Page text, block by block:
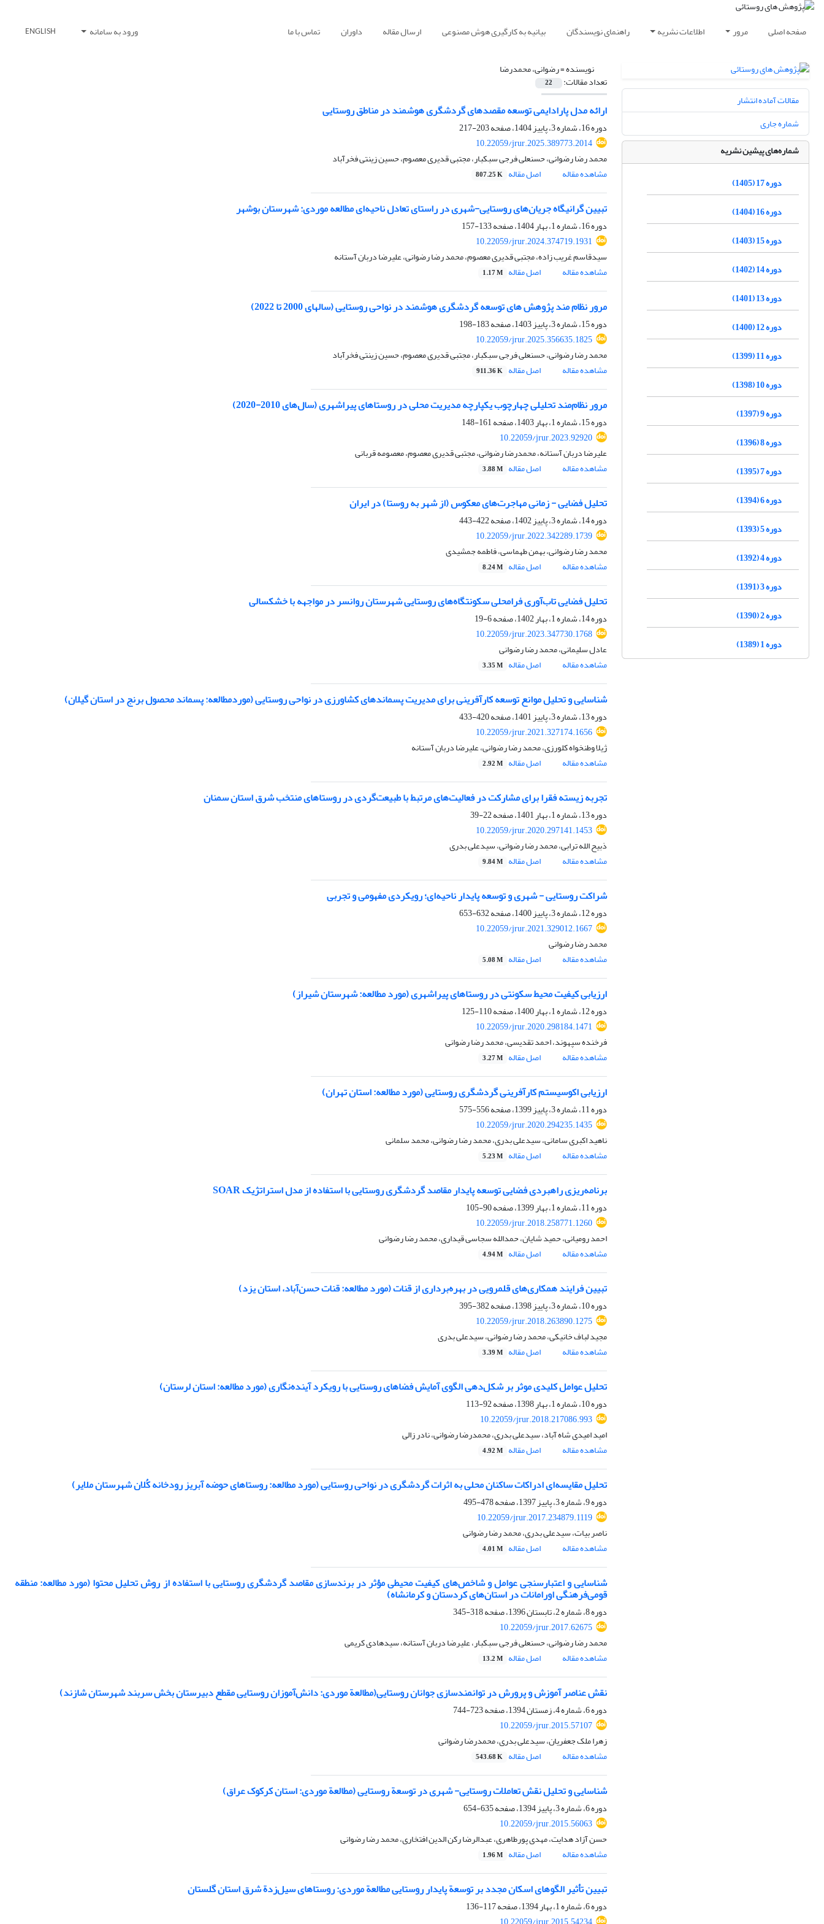
صفحه اصلی مرور اطلاعات نشریه راهنمای نویسندگان بیانیه به کارگیری هوش مصنوعی ارسال مقاله داوران تماس با ما ورود به سامانه ENGLISH
نویسنده =رضوانی، محمدرضا
تعداد مقالات: 22
ارائه مدل پارادایمی توسعه مقصدهای گردشگری هوشمند در مناطق روستایی
دوره 16، شماره 3، پاییز 1404، صفحه
203-217
10.22059/jrur.2025.389773.2014
محمد رضا رضوانی، حسنعلی فرجی سبکبار، مجتبی قدیری معصوم، حسین زینتی فخرآباد
مشاهده مقاله
اصل مقاله 807.25 K
تبیین گرانیگاه جریان‌های روستایی-شهری در راستای تعادل ناحیه‌ای مطالعه موردی: شهرستان بوشهر
دوره 16، شماره 1، بهار 1404، صفحه
133-157
10.22059/jrur.2024.374719.1931
سیدقاسم غریب زاده، مجتبی قدیری معصوم، محمد رضا رضوانی، علیرضا دربان آستانه
مشاهده مقاله
اصل مقاله 1.17 M
مرور نظام مند پژوهش های توسعه گردشگری هوشمند در نواحی روستایی (سالهای 2000 تا 2022)
دوره 15، شماره 3، پاییز 1403، صفحه
183-198
10.22059/jrur.2025.356635.1825
محمد رضا رضوانی، حسنعلی فرجی سبکبار، مجتبی قدیری معصوم، حسین زینتی فخرآباد
مشاهده مقاله
اصل مقاله 911.36 K
مرور نظام‌مند تحلیلی چهارچوب یکپارچه مدیریت محلی در روستاهای پیراشهری (سال‌های 2010-2020)
دوره 15، شماره 1، بهار 1403، صفحه
161-148
10.22059/jrur.2023.92920
علیرضا دربان آستانه، محمدرضا رضوانی، مجتبی قدیری معصوم، معصومه قربانی
مشاهده مقاله
اصل مقاله 3.88 M
تحلیل فضایی - زمانی مهاجرت‌های معکوس (از شهر به روستا) در ایران
دوره 14، شماره 3، پاییز 1402، صفحه
422-443
10.22059/jrur.2022.342289.1739
محمد رضا رضوانی، بهمن طهماسی، فاطمه جمشیدی
مشاهده مقاله
اصل مقاله 8.24 M
تحلیل فضایی تاب‌آوری فرامحلی سکونتگاه‌های روستایی شهرستان روانسر در مواجهه با خشکسالی
دوره 14، شماره 1، بهار 1402، صفحه
6-19
10.22059/jrur.2023.347730.1768
عادل سلیمانی، محمد رضا رضوانی
مشاهده مقاله
اصل مقاله 3.35 M
شناسایی و تحلیل موانع توسعه کارآفرینی برای مدیریت پسماندهای کشاورزی در نواحی روستایی (موردمطالعه: پسماند محصول برنج در استان گیلان)
دوره 13، شماره 3، پاییز 1401، صفحه
420-433
10.22059/jrur.2021.327174.1656
ژیلا وطنخواه کلورزی، محمد رضا رضوانی، علیرضا دربان آستانه
مشاهده مقاله
اصل مقاله 2.92 M
تجربه زیسته فقرا برای مشارکت در فعالیت‌های مرتبط با طبیعت‌گردی در روستاهای منتخب شرق استان سمنان
دوره 13، شماره 1، بهار 1401، صفحه
22-39
10.22059/jrur.2020.297141.1453
ذبیح الله ترابی، محمد رضا رضوانی، سیدعلی بدری
مشاهده مقاله
اصل مقاله 9.84 M
شراکت روستایی - شهری و توسعه پایدار ناحیه‌ای؛ رویکردی مفهومی و تجربی
دوره 12، شماره 3، پاییز 1400، صفحه
632-653
10.22059/jrur.2021.329012.1667
محمد رضا رضوانی
مشاهده مقاله
اصل مقاله 5.08 M
ارزیابی کیفیت محیط سکونتی در روستاهای پیراشهری (مورد مطالعه: شهرستان شیراز)
دوره 12، شماره 1، بهار 1400، صفحه
110-125
10.22059/jrur.2020.298184.1471
فرخنده سپهوند، احمد تقدیسی، محمد رضا رضوانی
مشاهده مقاله
اصل مقاله 3.27 M
ارزیابی اکوسیستم کارآفرینی گردشگری روستایی (مورد مطالعه: استان تهران)
دوره 11، شماره 3، پاییز 1399، صفحه
556-575
10.22059/jrur.2020.294235.1435
ناهید اکبری سامانی، سیدعلی بدری، محمد رضا رضوانی، محمد سلمانی
مشاهده مقاله
اصل مقاله 5.23 M
برنامه‌ریزی راهبردی فضایی توسعه پایدار مقاصد گردشگری روستایی با استفاده از مدل استراتژیک SOAR
دوره 11، شماره 1، بهار 1399، صفحه
90-105
10.22059/jrur.2018.258771.1260
احمد رومیانی، حمید شایان، حمدالله سجاسی قیداری، محمد رضا رضوانی
مشاهده مقاله
اصل مقاله 4.94 M
تبیین فرایند همکاری‌های قلمرویی در بهره‌برداری از قنات (مورد مطالعه: قنات حسن‌آباد، استان یزد)
دوره 10، شماره 3، پاییز 1398، صفحه
382-395
10.22059/jrur.2018.263890.1275
مجید لباف خانیکی، محمد رضا رضوانی، سیدعلی بدری
مشاهده مقاله
اصل مقاله 3.39 M
تحلیل عوامل کلیدی موثر بر شکل‌دهی الگوی آمایش فضاهای روستایی با رویکرد آینده‌نگاری (مورد مطالعه: استان لرستان)
دوره 10، شماره 1، بهار 1398، صفحه
92-113
10.22059/jrur.2018.217086.993
امید امیدی شاه آباد، سیدعلی بدری، محمدرضا رضوانی، نادر زالی
مشاهده مقاله
اصل مقاله 4.92 M
تحلیل مقایسه‌ای ادراکات ساکنان محلی به اثرات گردشگری در نواحی روستایی (مورد مطالعه: روستاهای حوضه آبریز رودخانه کُلان شهرستان ملایر)
دوره 9، شماره 3، پاییز 1397، صفحه
478-495
10.22059/jrur.2017.234879.1119
ناصر بیات، سیدعلی بدری، محمد رضا رضوانی
مشاهده مقاله
اصل مقاله 4.01 M
شناسایی و اعتبارسنجی عوامل و شاخص‌های کیفیت محیطی مؤثر در برندسازی مقاصد گردشگری روستایی با استفاده از روش تحلیل محتوا (مورد مطالعه: منطقه
قومی‌فرهنگی اورامانات در استان‌های کردستان و کرمانشاه)
دوره 8، شماره 2، تابستان 1396، صفحه
318-345
10.22059/jrur.2017.62675
محمد رضا رضوانی، حسنعلی فرجی سبکبار، علیرضا دربان آستانه، سیدهادی کریمی
مشاهده مقاله
اصل مقاله 13.2 M
نقش عناصر آموزش و پرورش در توانمندسازی جوانان روستایی(مطالعة موردی: دانش‌‌آموزان روستایی مقطع دبیرستان بخش سربند شهرستان شازند)
دوره 6، شماره 4، زمستان 1394، صفحه
723-744
10.22059/jrur.2015.57107
زهرا ملک جعفریان، سیدعلی بدری، محمدرضا رضوانی
مشاهده مقاله
اصل مقاله 543.68 K
شناسایی و تحلیل نقش تعاملات روستایی- شهری در توسعة روستایی (مطالعة موردی: استان کرکوک عراق)
دوره 6، شماره 3، پاییز 1394، صفحه
635-654
10.22059/jrur.2015.56063
حسن آزاد هدایت، مهدی پورطاهری، عبدالرضا رکن الدین افتخاری، محمد رضا رضوانی
مشاهده مقاله
اصل مقاله 1.96 M
تبیین تأثیر الگوهای اسکان مجدد بر توسعة ‌‌پایدار روستایی مطالعة موردی: روستاهای سیل‌زدة شرق استان گلستان
دوره 6، شماره 1، بهار 1394، صفحه
117-136
مقالات آماده انتشار
شماره جاری
شماره‌های پیشین نشریه
دوره 17 (1405)
دوره 16 (1404)
دوره 15 (1403)
دوره 14 (1402)
دوره 13 (1401)
دوره 12 (1400)
دوره 11 (1399)
دوره 10 (1398)
دوره 9 (1397)
دوره 8 (1396)
دوره 7 (1395)
دوره 6 (1394)
دوره 5 (1393)
دوره 4 (1392)
دوره 3 (1391)
دوره 2 (1390)
دوره 1 (1389)